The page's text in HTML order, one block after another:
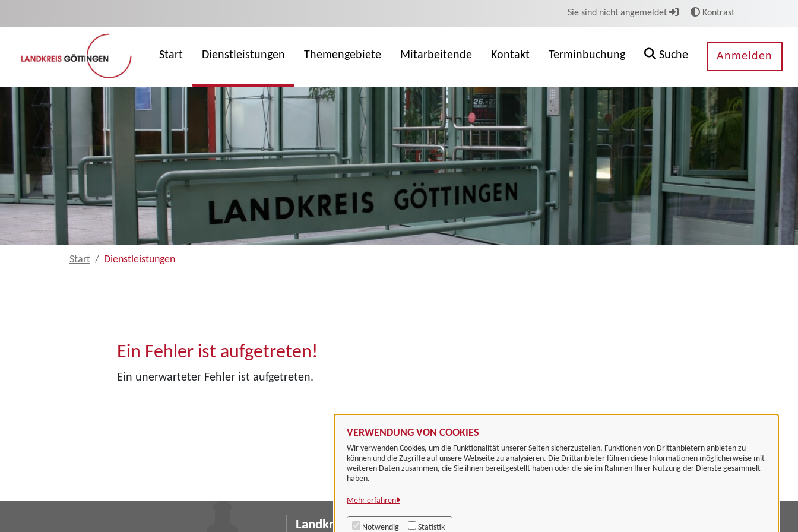
VERWENDUNG VON COOKIES
Wir verwenden Cookies, um die Funktionalität unserer Seiten sicherzustellen, Funktionen von Drittanbietern anbieten zu
können und die Zugriffe auf unsere Webseite zu analysieren. Die Drittanbieter führen diese Informationen möglicherweise mit
weiteren Daten zusammen, die Sie ihnen bereitgestellt haben oder die sie im Rahmen Ihrer Nutzung der Dienste gesammelt
haben.
Mehr erfahren
Notwendig Statistik
Sie sind nicht angemeldet Kontrast
Start Dienstleistungen Themengebiete Mitarbeitende Kontakt Terminbuchung Suche Anmelden
Start Dienstleistungen
Ein Fehler ist aufgetreten!
Ein unerwarteter Fehler ist aufgetreten.
Landkreis Göttingen